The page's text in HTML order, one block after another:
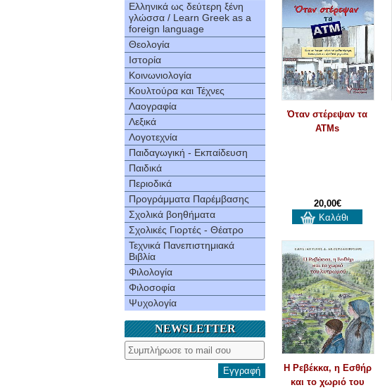
Ελληνικά ως δεύτερη ξένη
γλώσσα / Learn Greek as a
foreign language
Θεολογία
Ιστορία
Κοινωνιολογία
Κουλτούρα και Τέχνες
Λαογραφία
Λεξικά
Λογοτεχνία
Παιδαγωγική - Εκπαίδευση
Παιδικά
Περιοδικά
Προγράμματα Παρέμβασης
Σχολικά βοηθήματα
Σχολικές Γιορτές - Θέατρο
Τεχνικά Πανεπιστημιακά
Βιβλία
Φιλολογία
Φιλοσοφία
Ψυχολογία
NEWSLETTER
Εγγραφή
Όταν στέρεψαν τα
ATMs
20,00€
Καλάθι
Η Ρεβέκκα, η Εσθήρ
και το χωριό του